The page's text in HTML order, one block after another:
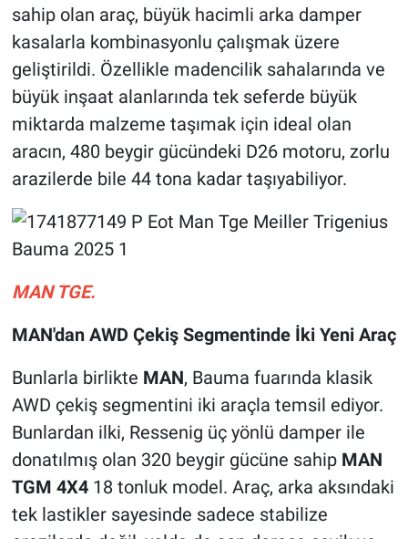
sahip olan araç, büyük hacimli arka damper
kasalarla kombinasyonlu çalışmak üzere
geliştirildi. Özellikle madencilik sahalarında ve
büyük inşaat alanlarında tek seferde büyük
miktarda malzeme taşımak için ideal olan
aracın, 480 beygir gücündeki D26 motoru, zorlu
arazilerde bile 44 tona kadar taşıyabiliyor.
MAN TGE.
MAN'dan AWD Çekiş Segmentinde İki Yeni Araç
Bunlarla birlikte MAN, Bauma fuarında klasik
AWD çekiş segmentini iki araçla temsil ediyor.
Bunlardan ilki, Ressenig üç yönlü damper ile
donatılmış olan 320 beygir gücüne sahip MAN
TGM 4X418 tonluk model. Araç, arka aksındaki
tek lastikler sayesinde sadece stabilize